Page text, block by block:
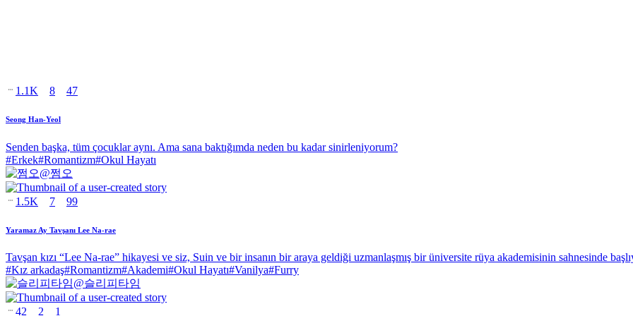
1.1K 8 47
Seong Han-Yeol
Senden başka, tüm çocuklar aynı. Ama sana baktığımda neden bu kadar sinirleniyorum?
#Erkek#Romantizm#Okul Hayatı
@쩜오
1.5K 7 99
Yaramaz Ay Tavşanı Lee Na-rae
Tavşan kızı “Lee Na-rae” hikayesi ve siz, Suin ve bir insanın bir araya geldiği uzmanlaşmış bir üniversite rüya akademisinin sahnesinde
#Kız arkadaş#Romantizm#Akademi#Okul Hayatı#Vanilya#Furry
@슬리피타임
42 2 1